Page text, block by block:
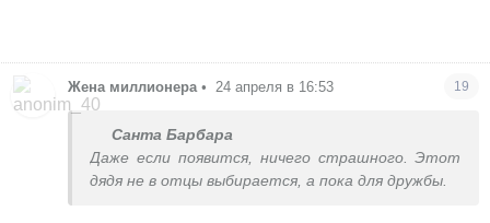
Жена миллионера • 24 апреля в 16:53 19
Санта Барбара
Даже если появится, ничего страшного. Этот
дядя не в отцы выбирается, а пока для дружбы.